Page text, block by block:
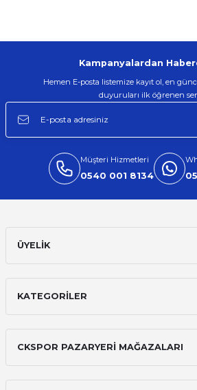
Kampanyalardan
Hemen E-posta listemize kayıt ol, en
duyuruları ilk öğrenen
Müşteri Hizmetleri
0540 001 8134
ÜYELİK
KATEGORİLER
CKSPOR PAZARYERİ MAĞAZALARI